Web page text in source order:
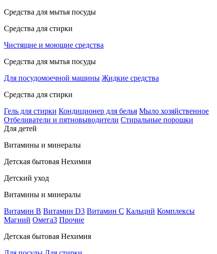
Средства для мытья посуды
Средства для стирки
Чистящие и моющие средства
Средства для мытья посуды
Для посудомоечной машины Жидкие средства
Средства для стирки
Гель для стирки Кондиционер для белья Мыло хозяйственное
Отбеливатели и пятновыводители Стиральные порошки
Для детей
Витамины и минералы
Детская бытовая Нехимия
Детский уход
Витамины и минералы
Витамин В Витамин D3 Витамин С Кальций Комплексы
Магний Омега3 Прочие
Детская бытовая Нехимия